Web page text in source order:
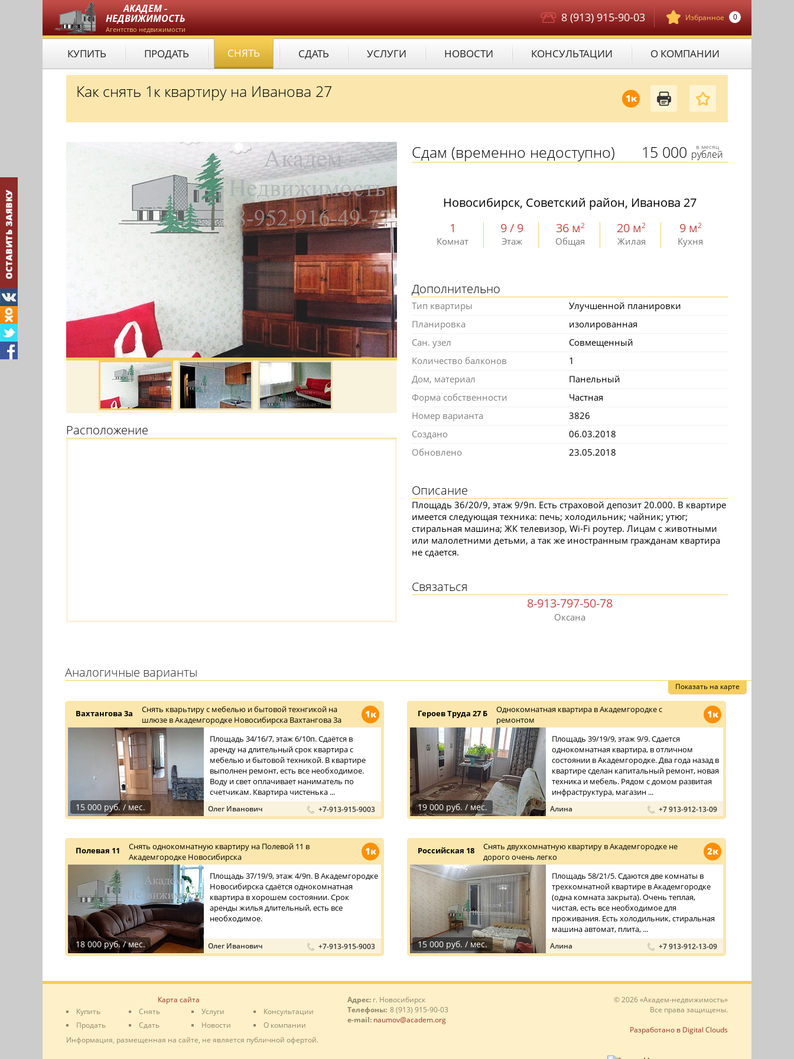
АКАДЕМ -
НЕДВИЖИМОСТЬ
Агентство недвижимости
Избранное 0
8 (913) 915-90-03
КУПИТЬ ПРОДАТЬ СНЯТЬ СДАТЬ УСЛУГИ НОВОСТИ КОНСУЛЬТАЦИИ О КОМПАНИИ
1к
Как снять 1к квартиру на Иванова 27
Расположение
15 000 в месяц
рублей
Сдам (временно недоступно)
Новосибирск, Советский район, Иванова 27
1
Комнат
9 / 9
Этаж
36 м2
Общая
20 м2
Жилая
9 м2
Кухня
Дополнительно
Тип квартиры
Улучшенной планировки
Планировка
изолированная
Сан. узел
Совмещенный
Количество балконов
1
Дом, материал
Панельный
Форма собственности
Частная
Номер варианта
3826
Создано
06.03.2018
Обновлено
23.05.2018
Описание
Площадь 36/20/9, этаж 9/9п. Есть страховой депозит 20.000. В квартире
имеется следующая техника: печь; холодильник; чайник; утюг;
стиральная машина; ЖК телевизор, Wi-Fi роутер. Лицам с животными
или малолетними детьми, а так же иностранным гражданам квартира
не сдается.
Связаться
8-913-797-50-78
Оксана
Аналогичные варианты
Показать на карте
1к
Вахтангова 3а
Снять кварьтиру с мебелью и бытовой технгикой на
шлюзе в Академгородке Новосибирска Вахтангова 3а
15 000 руб. / мес.
Площадь 34/16/7, этаж 6/10п. Сдаётся в
аренду на длительный срок квартира с
мебелью и бытовой техникой. В квартире
выполнен ремонт, есть все необходимое.
Воду и свет оплачивает наниматель по
счетчикам. Квартира чистенька ...
Олег Иванович +7-913-915-9003
1к
Героев Труда 27 Б
Однокомнатная квартира в Академгородке с
ремонтом
19 000 руб. / мес.
Площадь 39/19/9, этаж 9/9. Сдается
однокомнатная квартира, в отличном
состоянии в Академгородке. Два года назад в
квартире сделан капитальный ремонт, новая
техника и мебель. Рядом с домом развитая
инфраструктура, магазин ...
Алина +7 913-912-13-09
1к
Полевая 11
Снять однокомнатную квартиру на Полевой 11 в
Академгородке Новосибирска
18 000 руб. / мес.
Площадь 37/19/9, этаж 4/9п. В Академгородке
Новосибирска сдаётся однокомнатная
квартира в хорошем состоянии. Срок
аренды жилья длительный, есть все
необходимое.
Олег Иванович +7-913-915-9003
2к
Российская 18
Снять двухкомнатную квартиру в Академгородке не
дорого очень легко
15 000 руб. / мес.
Площадь 58/21/5. Сдаются две комнаты в
трехкомнатной квартире в Академгородке
(одна комната закрыта). Очень теплая,
чистая, есть все необходимое для
проживания. Есть холодильник, стиральная
машина автомат, плита, ...
Алина +7 913-912-13-09
Карта сайта
Купить
Продать
Снять
Сдать
Услуги
Новости
Консультации
О компании
Информация, размещенная на сайте, не является публичной офертой.
Адрес: г. Новосибирск
Телефоны: 8 (913) 915-90-03
e-mail: naumov@academ.org
© 2026 «Академ-недвижимость»
Все права защищены.
Разработано в Digital Clouds